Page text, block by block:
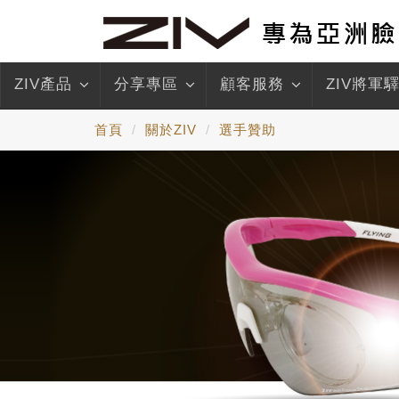
ZIV產品 分享專區 顧客服務 ZIV將軍
首頁 關於ZIV 選手贊助